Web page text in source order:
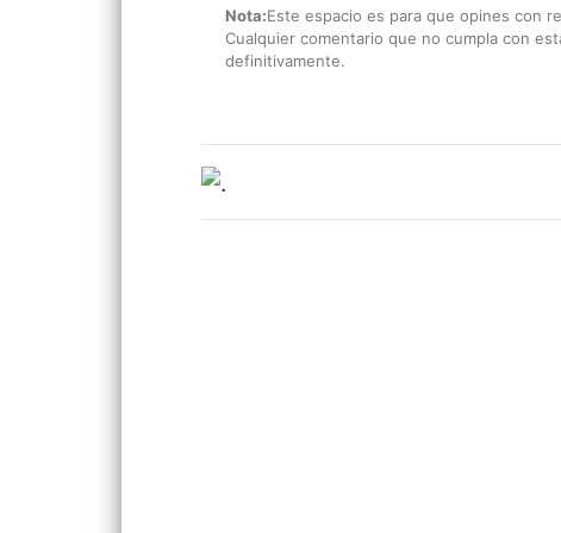
Nota:Este espacio es para que opines con
Cualquier comentario que no cumpla con
definitivamente.